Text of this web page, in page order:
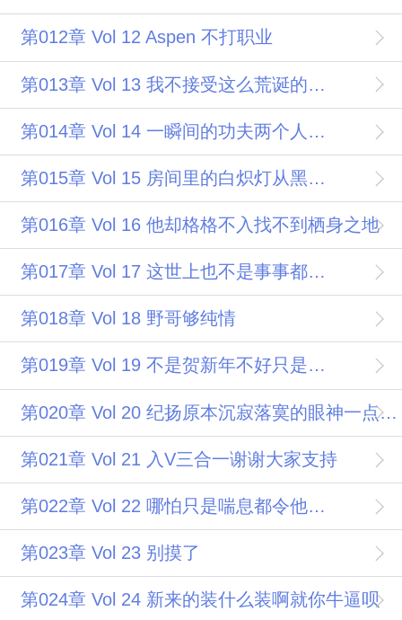
第012章 Vol 12 Aspen 不打职业
第013章 Vol 13 我不接受这么荒诞的理由
第014章 Vol 14 一瞬间的功夫两个人都收了枪
第015章 Vol 15 房间里的白炽灯从黑暗亮到黎明
第016章 Vol 16 他却格格不入找不到栖身之地
第017章 Vol 17 这世上也不是事事都要刨根问底的
第018章 Vol 18 野哥够纯情
第019章 Vol 19 不是贺新年不好只是贺新年不够好
第020章 Vol 20 纪扬原本沉寂落寞的眼神一点一点明亮起来
第021章 Vol 21 入V三合一谢谢大家支持
第022章 Vol 22 哪怕只是喘息都令他心动得厉害
第023章 Vol 23 别摸了
第024章 Vol 24 新来的装什么装啊就你牛逼呗